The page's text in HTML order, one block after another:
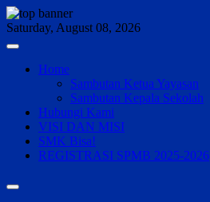
Skip
to
content
Saturday, August 08, 2026
Home
Sambutan Ketua Yayasan
Sambutan Kepala Sekolah
Hubungi Kami
VISI DAN MISI
SMK Bisa!
REGISTRASI SPMB 2025-2026